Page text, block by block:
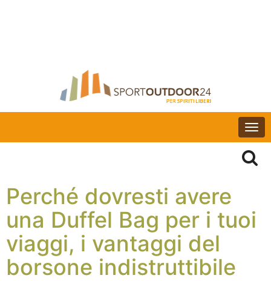
Perché dovresti avere
una Duffel Bag per i tuoi
viaggi, i vantaggi del
borsone indistruttibile